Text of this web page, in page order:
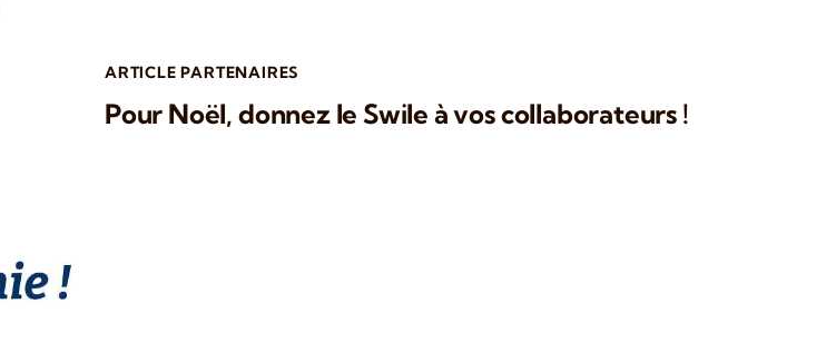
ARTICLE PARTENAIRES
Pour Noël, donnez le Swile à vos collaborateurs !